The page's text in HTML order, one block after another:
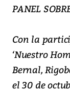
PANEL
Con la
‘Nuestro
Bernal,
el 30 de